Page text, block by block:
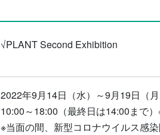
√PLANT Second Exhibition
2022年9月14日（水）～9月19日（月
10:00～18:00（最終日は14:00まで）
※当面の間、新型コロナウイルス感